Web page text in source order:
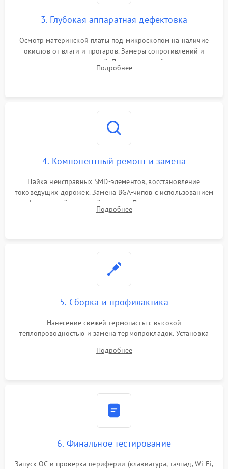
3. Глубокая аппаратная дефектовка
Осмотр материнской платы под микроскопом на наличие
окислов от влаги и прогаров. Замеры сопротивлений и
дежурных напряжений. Проверка цепей питания,
мультиконтроллера, процессора и видеочипа.
Подробнее
4. Компонентный ремонт и замена
Пайка неисправных SMD-элементов, восстановление
токоведущих дорожек. Замена BGA-чипов с использованием
инфракрасной паяльной станции. Прошивка микросхемы
BIOS или замена поврежденных портов USB
Подробнее
5. Сборка и профилактика
Нанесение свежей термопасты с высокой
теплопроводностью и замена термопрокладок. Установка
шлейфов, модулей памяти и накопителей. Предварительная
Подробнее
6. Финальное тестирование
Запуск ОС и проверка периферии (клавиатура, тачпад, Wi-Fi,